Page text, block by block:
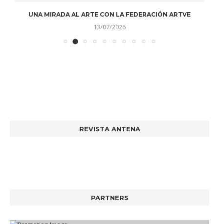
UNA MIRADA AL ARTE CON LA FEDERACIÓN ARTVE
13/07/2026
REVISTA ANTENA
PARTNERS